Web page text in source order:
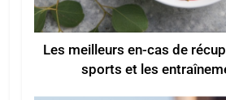
Les meilleurs en-cas de
sports et les